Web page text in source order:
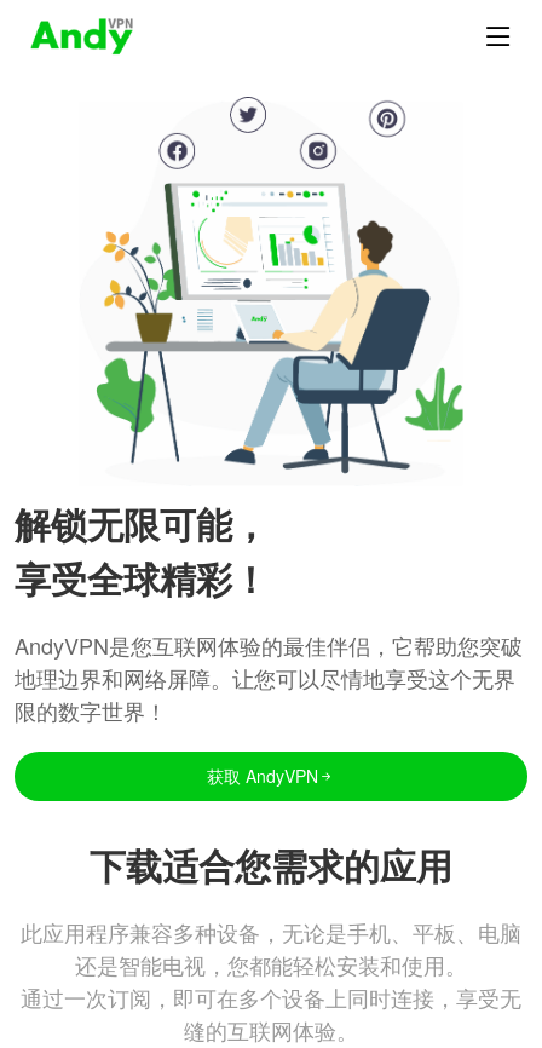
解锁无限可能，
享受全球精彩！
AndyVPN是您互联网体验的最佳伴侣，它帮助您突破
地理边界和网络屏障。让您可以尽情地享受这个无界
限的数字世界！
获取 AndyVPN
下载适合您需求的应用
此应用程序兼容多种设备，无论是手机、平板、电脑
还是智能电视，您都能轻松安装和使用。
通过一次订阅，即可在多个设备上同时连接，享受无
缝的互联网体验。